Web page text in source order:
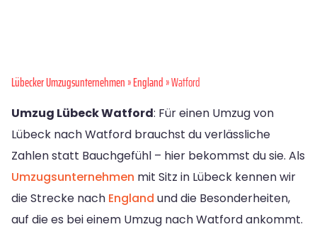
Lübecker Umzugsunternehmen»England» Watford
Umzug Lübeck Watford: Für einen Umzug von
Lübeck nach Watford brauchst du verlässliche
Zahlen statt Bauchgefühl – hier bekommst du sie. Als
Umzugsunternehmen mit Sitz in Lübeck kennen wir
die Strecke nach England und die Besonderheiten,
auf die es bei einem Umzug nach Watford ankommt.